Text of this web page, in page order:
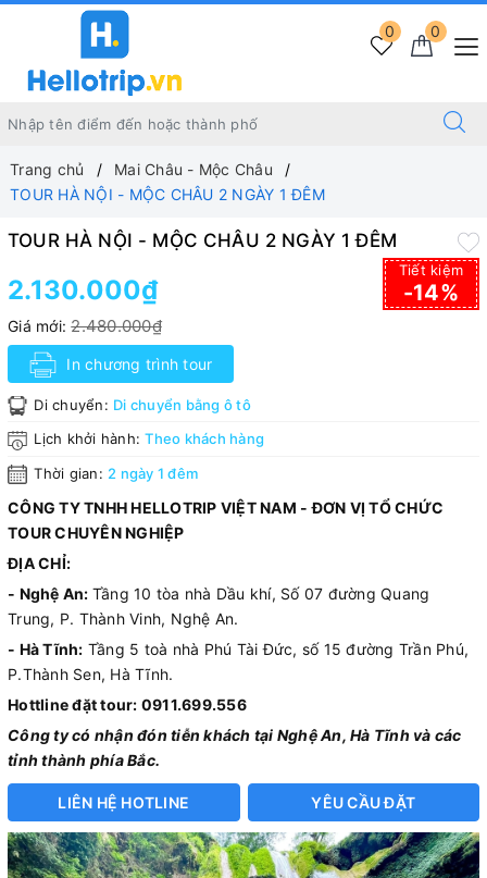
0
0
Trang chủ
Mai Châu - Mộc Châu
TOUR HÀ NỘI - MỘC CHÂU 2 NGÀY 1 ĐÊM
TOUR HÀ NỘI - MỘC CHÂU 2 NGÀY 1 ĐÊM
2.130.000₫
Giá mới:2.480.000₫
Tiết kiệm
-14%
In chương trình tour
Di chuyển: Di chuyển bằng ô tô
Lịch khởi hành:Theo khách hàng
Thời gian: 2 ngày 1 đêm
CÔNG TY TNHH HELLOTRIP VIỆT NAM - ĐƠN VỊ TỔ CHỨC
TOUR CHUYÊN NGHIỆP
ĐỊA CHỈ:
- Nghệ An: Tầng 10 tòa nhà Dầu khí, Số 07 đường Quang
Trung, P. Thành Vinh, Nghệ An.
- Hà Tĩnh: Tầng 5 toà nhà Phú Tài Đức, số 15 đường Trần Phú,
P.Thành Sen, Hà Tĩnh.
Hottline đặt tour: 0911.699.556
Công ty có nhận đón tiễn khách tại Nghệ An, Hà Tĩnh và các
tỉnh thành phía Bắc.
LIÊN HỆ HOTLINE YÊU CẦU ĐẶT